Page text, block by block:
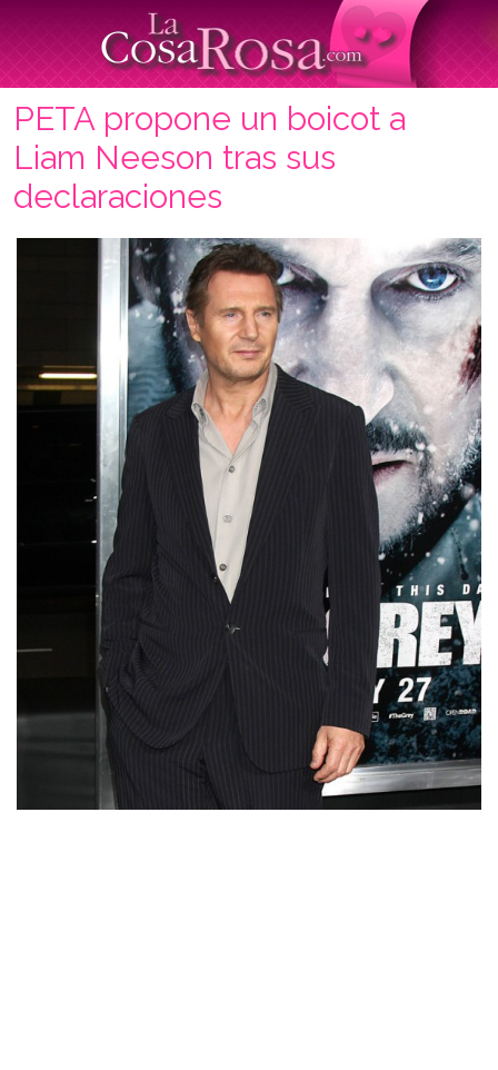
PETA propone un boicot a
Liam Neeson tras sus
declaraciones